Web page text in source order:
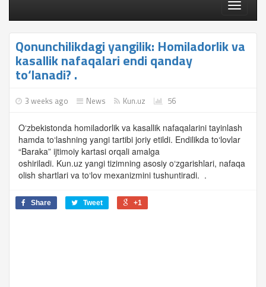
Toggle
Qonunchilikdagi yangilik: Homiladorlik va
kasallik nafaqalari endi qanday
to‘lanadi? .
3 weeks ago News Kun.uz 56
O‘zbekistonda homiladorlik va kasallik nafaqalarini tayinlash
hamda to‘lashning yangi tartibi joriy etildi. Endilikda to‘lovlar
“Baraka” ijtimoiy kartasi orqali amalga
oshiriladi. Kun.uz yangi tizimning asosiy o‘zgarishlari, nafaqa
olish shartlari va to‘lov mexanizmini tushuntiradi. .
Share Tweet +1